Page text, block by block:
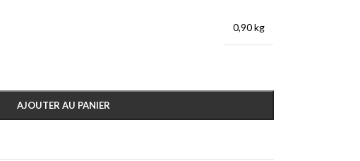
0,90 kg
AJOUTER AU PANIER